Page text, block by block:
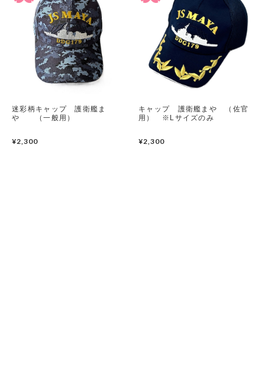
ZIPPO
ワッペン
その他グッズ（バッグ・タオル・ストラップ・
マスク等）
潜水艦
迷彩柄キャップ 護衛艦ま
や （一般用）
¥2,300
キャップ 護衛艦まや （佐官
用） ※Lサイズのみ
¥2,300